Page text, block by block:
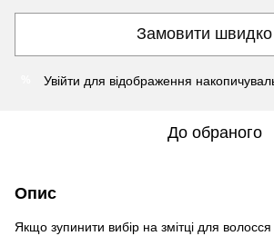
Замовити швидко
Увійти для відображення
До обраного
Опис
Якщо зупинити вибір на змітці для